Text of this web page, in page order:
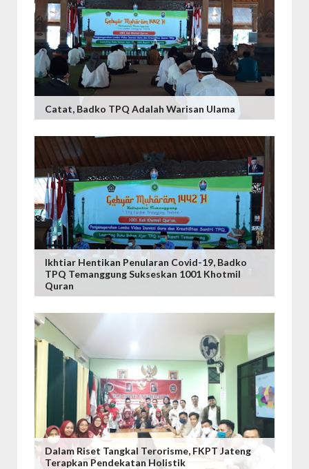
Catat, Badko TPQ Adalah Warisan Ulama
Ikhtiar Hentikan Penularan Covid-19, Badko
TPQ Temanggung Sukseskan 1001 Khotmil
Quran
Dalam Riset Tangkal Terorisme, FKPT Jateng
Terapkan Pendekatan Holistik